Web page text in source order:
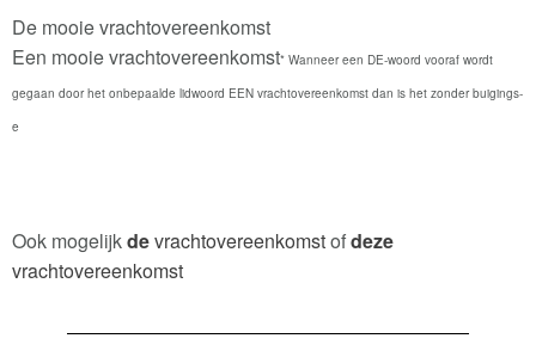
De mooie vrachtovereenkomst
Een mooie vrachtovereenkomst* Wanneer een DE-woord vooraf wordt
gegaan door het onbepaalde lidwoord EEN vrachtovereenkomst dan is het zonder buigings-
e
Ook mogelijkdevrachtovereenkomstofdeze
vrachtovereenkomst